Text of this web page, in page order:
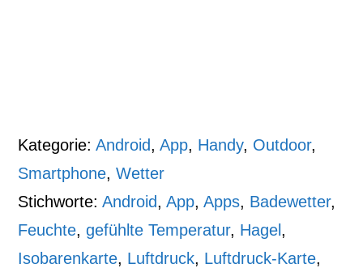
Kategorie:Android,App, Handy, Outdoor,
Smartphone,Wetter
Stichworte:Android,App,Apps, Badewetter,
Feuchte,gefühlte Temperatur, Hagel ,
Isobarenkarte, Luftdruck, Luftdruck-Karte,